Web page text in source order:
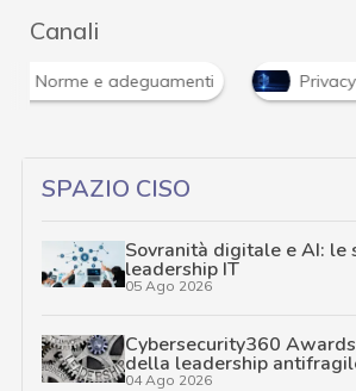
Canali
Norme e adeguamenti
SPAZIO CISO
Sovranità digitale e AI: le
leadership IT
05 Ago 2026
Cybersecurity360
della leadership
04 Ago 2026